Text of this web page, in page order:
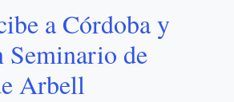
a Córdoba y
Seminario de
Arbell